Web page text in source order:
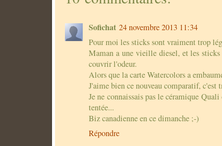
Sofichat 24 novembre 2013 11:34
Pour moi les sticks sont vraiment trop
Maman a une vieille diesel, et les sticks
couvrir l'odeur.
Alors que la carte Watercolors a
J'aime bien ce nouveau comparatif, c'est
Je ne connaissais pas le céramique
tentée...
Biz canadienne en ce dimanche ;-)
Répondre